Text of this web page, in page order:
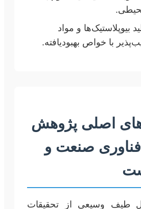
بیوپلاستیک‌ها و مواد
با خواص بهبودیافته.
اصلی پژوهش
صنعت و
طیف وسیعی از تحقیقات